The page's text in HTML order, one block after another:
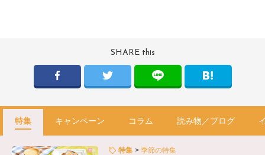
SHARE this
特集 キャンペーン コラム 読み物／ブログ
特集 季節の特集